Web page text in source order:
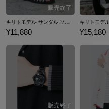
¥11,880 ¥15,180